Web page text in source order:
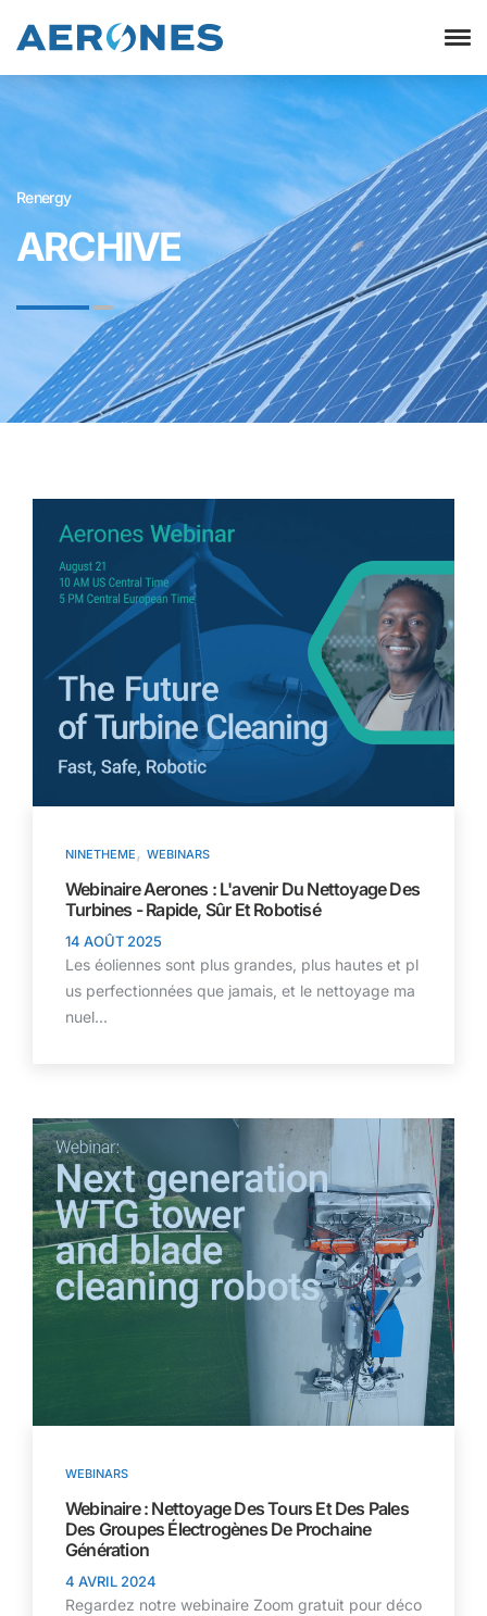
Renergy
ARCHIVE
NINETHEME , WEBINARS
Webinaire Aerones : L'avenir Du Nettoyage Des
Turbines - Rapide, Sûr Et Robotisé
14 AOÛT 2025
Les éoliennes sont plus grandes, plus hautes et pl
us perfectionnées que jamais, et le nettoyage ma
nuel...
WEBINARS
Webinaire : Nettoyage Des Tours Et Des Pales
Des Groupes Électrogènes De Prochaine
Génération
4 AVRIL 2024
Regardez notre webinaire Zoom gratuit pour déco